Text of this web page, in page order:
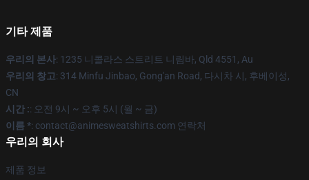
기타 제품
우리의 본사: 1235 니콜라스 스트리트 니림바, Qld 4551, Au
우리의 창고: 314 Minfu Jinbao, Gong'an Road, 다시차 시, 후베이성,
CN
시간 :: 오전 9시 ~ 오후 5시 (월 ~ 금)
이름 *: contact@animesweatshirts.com 연락처
우리의 회사
제품 정보